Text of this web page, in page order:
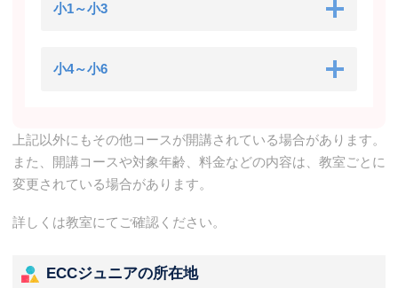
小1～小3
小4～小6
上記以外にもその他コースが開講されている場合があります。
また、開講コースや対象年齢、料金などの内容は、教室ごとに
変更されている場合があります。
詳しくは教室にてご確認ください。
ECCジュニアの所在地